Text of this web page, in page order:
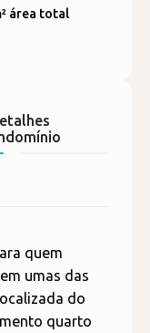
área total
quem
umas das
do
quarto